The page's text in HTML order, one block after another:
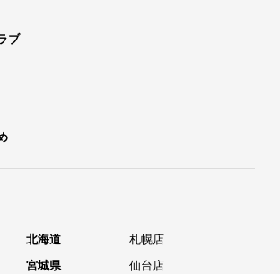
ブ
北海道
札幌店
宮城県
仙台店